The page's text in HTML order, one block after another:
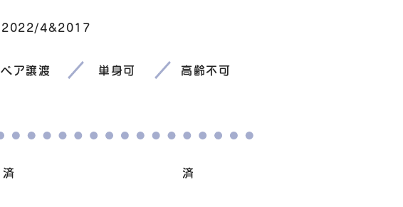
2022/4&2017
ペア譲渡 単身可 高齢不可
済 済